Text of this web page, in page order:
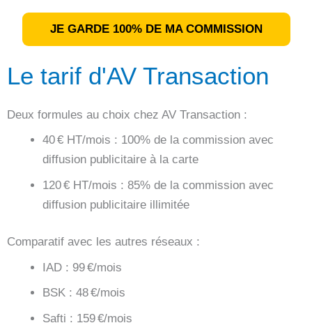
JE GARDE 100% DE MA COMMISSION
Le tarif d'AV Transaction
Deux formules au choix chez AV Transaction :
40 € HT/mois : 100% de la commission avec
diffusion publicitaire à la carte
120 € HT/mois : 85% de la commission avec
diffusion publicitaire illimitée
Comparatif avec les autres réseaux :
IAD : 99 €/mois
BSK : 48 €/mois
Safti : 159 €/mois